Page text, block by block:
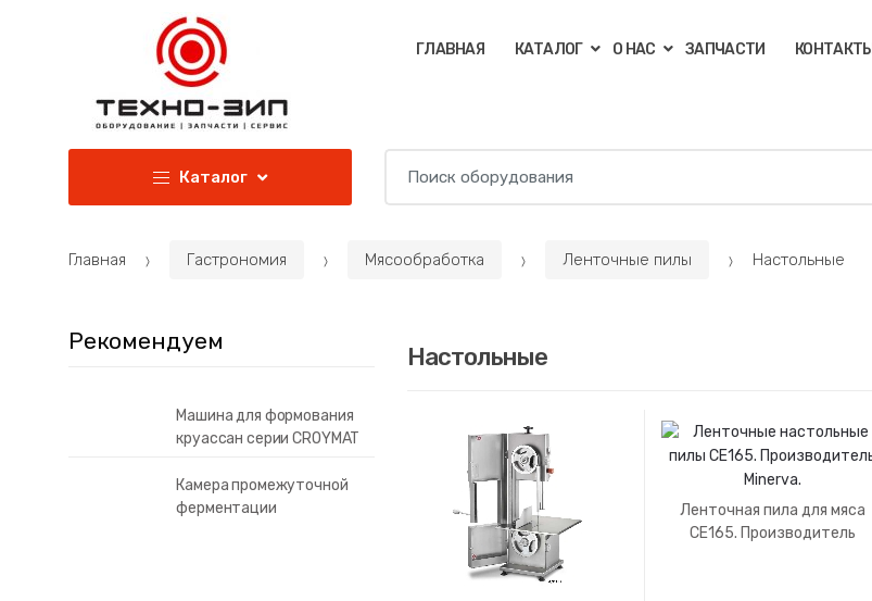
Перейти к навигации
Перейти к содержанию
ГЛАВНАЯ КАТАЛОГ О НАС ЗАПЧАСТИ КОНТАКТЫ
Каталог
т
Главная Гастрономия Мясообработка Ленточные пилы Настольные
Настольные
Ленточная пила для мяса
CE165. Производитель
Рекомендуем
Машина для формования
круассан серии CROYMAT
Камера промежуточной
ферментации